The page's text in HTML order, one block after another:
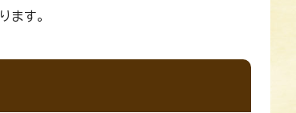
ます。